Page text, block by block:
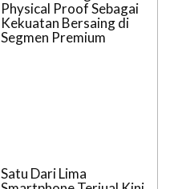
Physical Proof Sebagai
Kekuatan Bersaing di
Segmen Premium
Satu Dari Lima